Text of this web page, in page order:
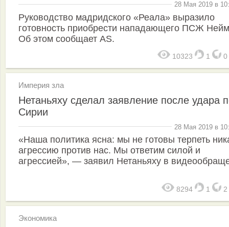
28 Мая 2019 в
Руководство мадридского «Реала» выразило
готовность приобрести нападающего ПСЖ
Об этом сообщает AS.
10323 1 0
Империя зла
Нетаньяху сделал заявление после удара
Сирии
28 Мая 2019 в
«Наша политика ясна: мы не готовы терпеть
агрессию против нас. Мы ответим силой и
агрессией», — заявил Нетаньяху в
8294 1 2
Экономика